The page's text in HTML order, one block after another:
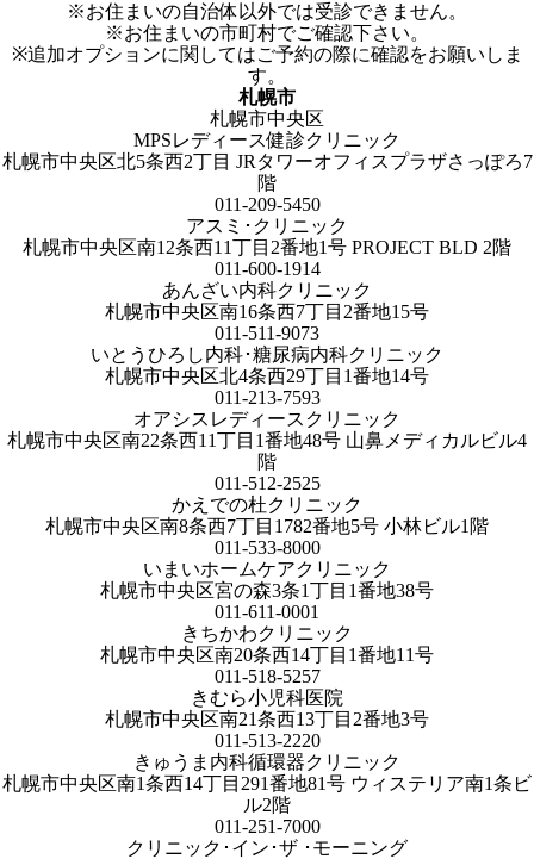
※お住まいの自治体以外では受診できません。
※お住まいの市町村でご確認下さい。
※追加オプションに関してはご予約の際に確認をお願いしま
す。
札幌市
札幌市中央区
MPSレディース健診クリニック
札幌市中央区北5条西2丁目 JRタワーオフィスプラザさっぽろ7
階
011-209-5450
アスミ･クリニック
札幌市中央区南12条西11丁目2番地1号 PROJECT BLD 2階
011-600-1914
あんざい内科クリニック
札幌市中央区南16条西7丁目2番地15号
011-511-9073
いとうひろし内科･糖尿病内科クリニック
札幌市中央区北4条西29丁目1番地14号
011-213-7593
オアシスレディースクリニック
札幌市中央区南22条西11丁目1番地48号 山鼻メディカルビル4
階
011-512-2525
かえでの杜クリニック
札幌市中央区南8条西7丁目1782番地5号 小林ビル1階
011-533-8000
いまいホームケアクリニック
札幌市中央区宮の森3条1丁目1番地38号
011-611-0001
きちかわクリニック
札幌市中央区南20条西14丁目1番地11号
011-518-5257
きむら小児科医院
札幌市中央区南21条西13丁目2番地3号
011-513-2220
きゅうま内科循環器クリニック
札幌市中央区南1条西14丁目291番地81号 ウィステリア南1条ビ
ル2階
011-251-7000
クリニック･イン･ザ ･モーニング